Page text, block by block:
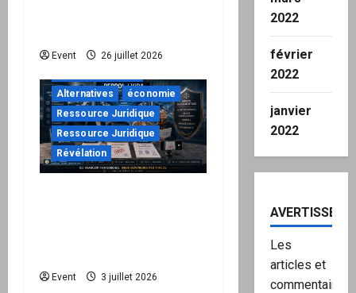
Event 26 juillet 2026
"URGENT"
Alternatives
économie
Ressource Juridique
Ressource Juridique
Révélation
Event 3 juillet 2026
2022
février
2022
janvier
2022
Les
articles et
commentaires